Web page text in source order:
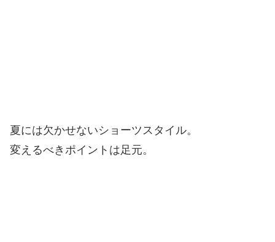
夏には欠かせないショーツスタイル。
変えるべきポイントは足元。